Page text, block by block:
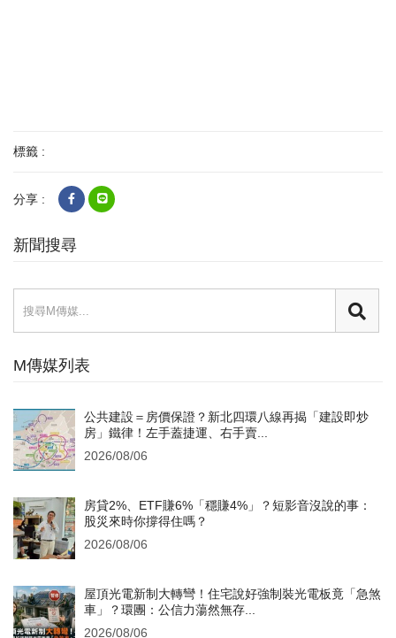
新聞搜尋
M傳媒列表
公共建設＝房價保證？新北四環八線再揭「建設即炒
房」鐵律！左手蓋捷運、右手賣...
2026/08/06
房貸2%、ETF賺6%「穩賺4%」？短影音沒說的事：
股災來時你撐得住嗎？
2026/08/06
屋頂光電新制大轉彎！住宅說好強制裝光電板竟「急煞
車」？環團：公信力蕩然無存...
2026/08/06
標籤 :
分享 :